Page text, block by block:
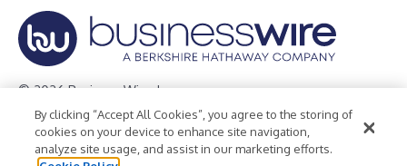
© 2026 Business Wire, Inc.
Privacy Policy Cookie Policy
Accessibility Statement
Terms of Use
Legal
By clicking “Accept All Cookies”, you agree to the storing of
cookies on your device to enhance site navigation,
analyze site usage, and assist in our marketing efforts.